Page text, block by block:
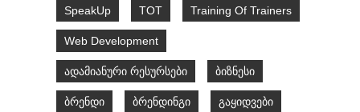
SpeakUp TOT Training Of Trainers
Web Development
ადამიანური რესურსები ბიზნესი
ბრენდი ბრენდინგი გაყიდვები